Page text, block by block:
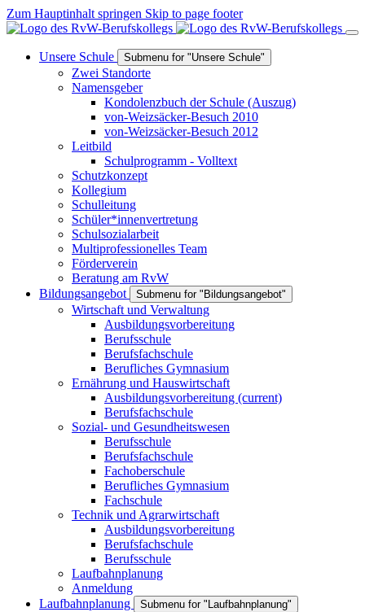
Zum Hauptinhalt springen Skip to page footer
Unsere Schule Submenu for "Unsere Schule"
Zwei Standorte
Namensgeber
Kondolenzbuch der Schule (Auszug)
von-Weizsäcker-Besuch 2010
von-Weizsäcker-Besuch 2012
Leitbild
Schulprogramm - Volltext
Schutzkonzept
Kollegium
Schulleitung
Schüler*innenvertretung
Schulsozialarbeit
Multiprofessionelles Team
Förderverein
Beratung am RvW
Bildungsangebot
Submenu for "Bildungsangebot"
Wirtschaft und Verwaltung
Ausbildungsvorbereitung
Berufsschule
Berufsfachschule
Berufliches Gymnasium
Ernährung und Hauswirtschaft
Ausbildungsvorbereitung (current)
Berufsfachschule
Sozial- und Gesundheitswesen
Berufsschule
Berufsfachschule
Fachoberschule
Berufliches Gymnasium
Fachschule
Technik und Agrarwirtschaft
Ausbildungsvorbereitung
Berufsfachschule
Berufsschule
Laufbahnplanung
Anmeldung
Laufbahnplanung
Submenu for "Laufbahnplanung"